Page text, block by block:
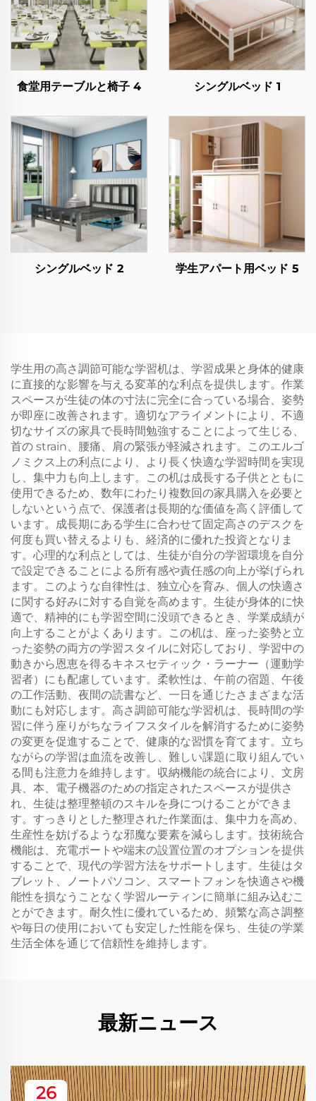
食堂用テーブルと椅子 4 シングルベッド 1
シングルベッド 2 学生アパート用ベッド 5
学生用の高さ調節可能な学習机は、学習成果と身体的健康
に直接的な影響を与える変革的な利点を提供します。作業
スペースが生徒の体の寸法に完全に合っている場合、姿勢
が即座に改善されます。適切なアライメントにより、不適
切なサイズの家具で長時間勉強することによって生じる、
首の strain、腰痛、肩の緊張が軽減されます。このエルゴ
ノミクス上の利点により、より長く快適な学習時間を実現
し、集中力も向上します。この机は成長する子供とともに
使用できるため、数年にわたり複数回の家具購入を必要と
しないという点で、保護者は長期的な価値を高く評価して
います。成長期にある学生に合わせて固定高さのデスクを
何度も買い替えるよりも、経済的に優れた投資となりま
す。心理的な利点としては、生徒が自分の学習環境を自分
で設定できることによる所有感や責任感の向上が挙げられ
ます。このような自律性は、独立心を育み、個人の快適さ
に関する好みに対する自覚を高めます。生徒が身体的に快
適で、精神的にも学習空間に没頭できるとき、学業成績が
向上することがよくあります。この机は、座った姿勢と立
った姿勢の両方の学習スタイルに対応しており、学習中の
動きから恩恵を得るキネスセティック・ラーナー（運動学
習者）にも配慮しています。柔軟性は、午前の宿題、午後
の工作活動、夜間の読書など、一日を通じたさまざまな活
動にも対応します。高さ調節可能な学習机は、長時間の学
習に伴う座りがちなライフスタイルを解消するために姿勢
の変更を促進することで、健康的な習慣を育てます。立ち
ながらの学習は血流を改善し、難しい課題に取り組んでい
る間も注意力を維持します。収納機能の統合により、文房
具、本、電子機器のための指定されたスペースが提供さ
れ、生徒は整理整頓のスキルを身につけることができま
す。すっきりとした整理された作業面は、集中力を高め、
生産性を妨げるような邪魔な要素を減らします。技術統合
機能は、充電ポートや端末の設置位置のオプションを提供
することで、現代の学習方法をサポートします。生徒はタ
ブレット、ノートパソコン、スマートフォンを快適さや機
能性を損なうことなく学習ルーティンに簡単に組み込むこ
とができます。耐久性に優れているため、頻繁な高さ調整
や毎日の使用においても安定した性能を保ち、生徒の学業
生活全体を通じて信頼性を維持します。
最新ニュース
26